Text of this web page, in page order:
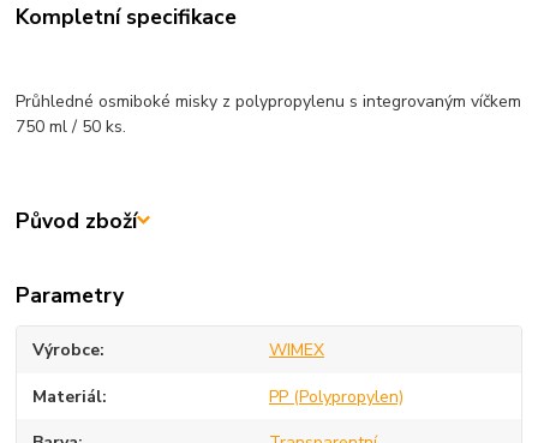
Kompletní specifikace
Průhledné osmiboké misky z polypropylenu s integrovaným víčkem
750 ml / 50 ks.
Původ zboží
Parametry
Výrobce WIMEX
Materiál PP (Polypropylen)